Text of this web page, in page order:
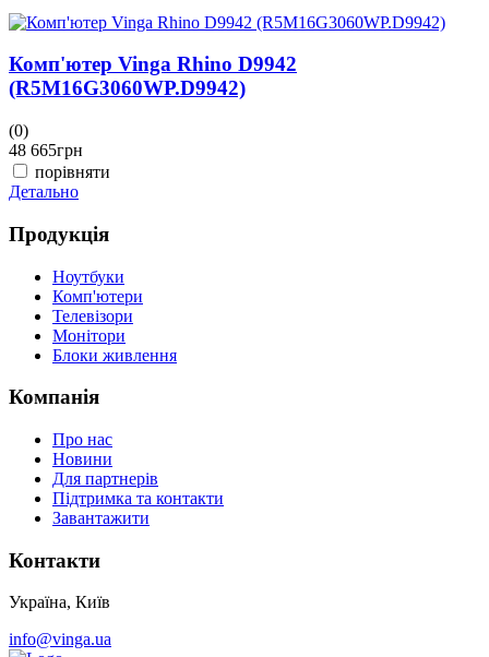
Комп'ютер Vinga Rhino D9942
(R5M16G3060WP.D9942)
(0)
48 665грн
порівняти
Детально
Продукція
Ноутбуки
Комп'ютери
Телевізори
Монітори
Блоки живлення
Компанія
Про нас
Новини
Для партнерів
Підтримка та контакти
Завантажити
Контакти
Україна, Київ
info@vinga.ua